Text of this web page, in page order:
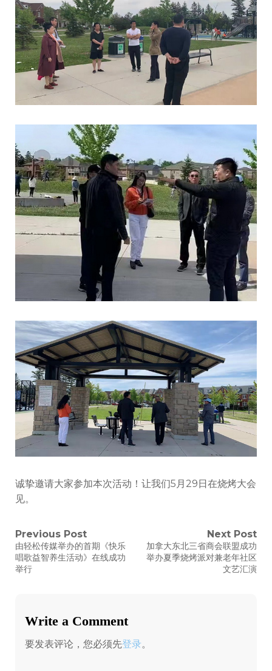
诚挚邀请大家参加本次活动！让我们5月29日在烧烤大会
见。
文
章
Previous Post
Previous
post:
由轻松传媒举办的首期《快乐
唱歌益智养生活动》在线成功
举行
Next Post
Next
post:
加拿大东北三省商会联盟成功
举办夏季烧烤派对兼老年社区
文艺汇演
Write a Comment
要发表评论，您必须先登录。